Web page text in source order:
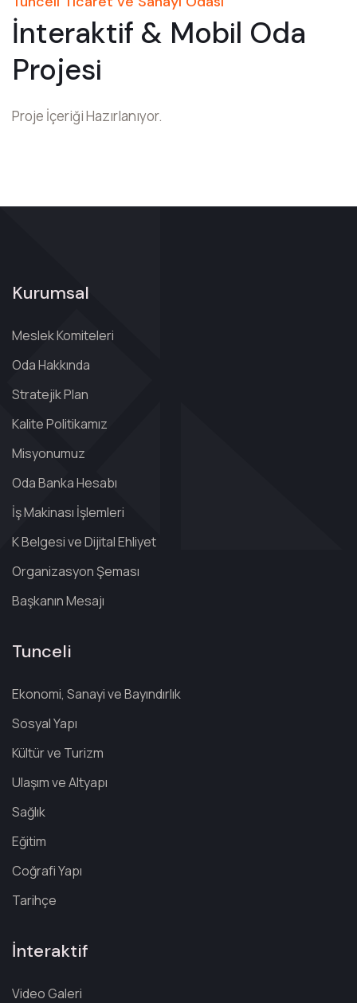
İnteraktif & Mobil Oda
Projesi
Proje İçeriği Hazırlanıyor.
Kurumsal
Meslek Komiteleri
Oda Hakkında
Stratejik Plan
Kalite Politikamız
Misyonumuz
Oda Banka Hesabı
İş Makinası İşlemleri
K Belgesi ve Dijital Ehliyet
Organizasyon Şeması
Başkanın Mesajı
Tunceli
Ekonomi, Sanayi ve Bayındırlık
Sosyal Yapı
Kültür ve Turizm
Ulaşım ve Altyapı
Sağlık
Eğitim
Coğrafi Yapı
Tarihçe
İnteraktif
Video Galeri